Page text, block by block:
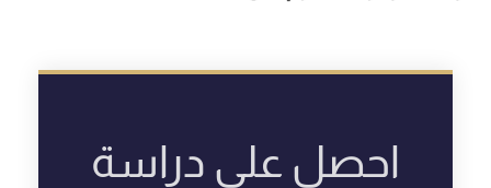
احصل على دراسة